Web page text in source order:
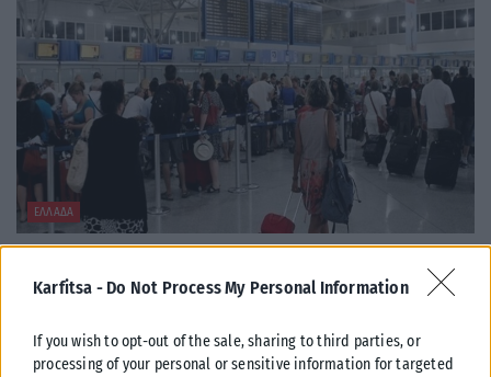
Karfitsa - Do Not Process My Personal Information
If you wish to opt-out of the sale, sharing to third parties, or
processing of your personal or sensitive information for targeted
ΕΛΛΆΔΑ
ταξίδια στο εξωτερικό
ταυτότητες παύουν να ισχύουν ως ταξιδιωτικά έγγραφα για το
εξωτερικό, με...